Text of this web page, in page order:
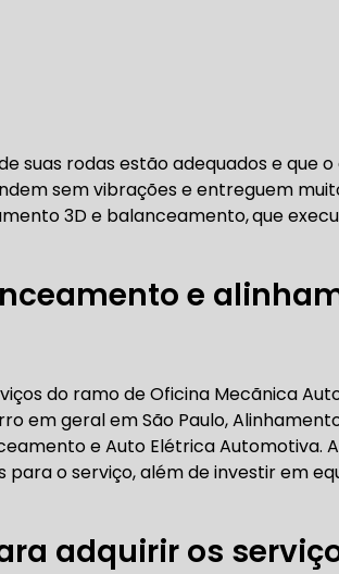
HOJE AUTO ELÉTRICA
DE MIM AUTO ELÉTRICA SÃO
CORREIA DENTADA LAND
DA LAND ROVER
suas rodas estão adequados e que
sem vibrações e entreguem
3D e balanceamento,que
e
do ramo de Oficina Mecãnica
em geral em São Paulo,
e Auto Elétrica Automotiva.
o serviço, além de investir em
adquirir os